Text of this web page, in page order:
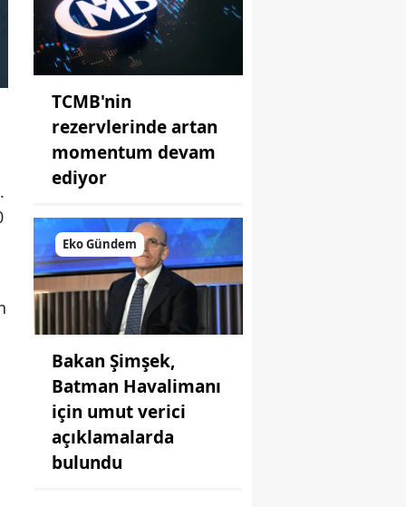
TCMB'nin
rezervlerinde artan
momentum devam
ediyor
Eko Gündem
Bakan Şimşek,
Batman Havalimanı
için umut verici
açıklamalarda
bulundu